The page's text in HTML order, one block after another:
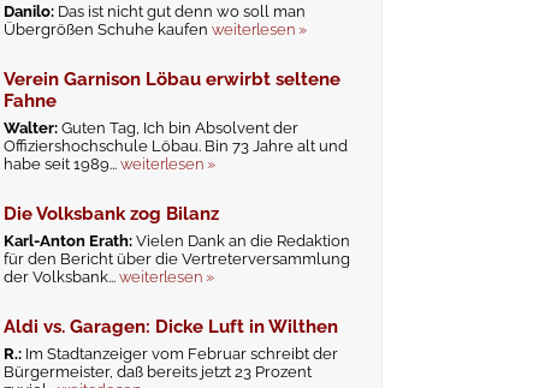
Danilo: Das ist nicht gut denn wo soll man
Übergrößen Schuhe kaufenweiterlesen »
Verein Garnison Löbau erwirbt seltene
Fahne
Walter:Guten Tag, Ich bin Absolvent der
Offiziershochschule Löbau. Bin 73 Jahre alt und
habe seit 1989...weiterlesen »
Die Volksbank zog Bilanz
Karl-Anton Erath:Vielen Dank an die Redaktion
für den Bericht über die Vertreterversammlung
der Volksbank...weiterlesen »
Aldi vs. Garagen: Dicke Luft in Wilthen
R.: Im Stadtanzeiger vom Februar schreibt der
Bürgermeister, daß bereits jetzt 23 Prozent